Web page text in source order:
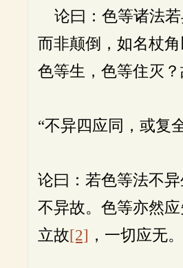
论曰：色等诸法若
而非颠倒，如名杖
色等生，色等住灭
“不异四应同，或复
论曰：若色等法不
不异故。色等亦然
立故[2] ，一切应无